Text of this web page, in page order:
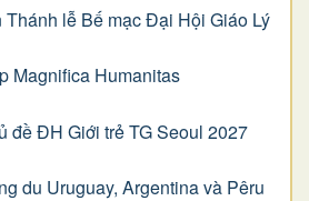
Thánh lễ Bế mạc Đại Hội Giáo Lý
Magnifica Humanitas
đề ĐH Giới trẻ TG Seoul 2027
du Uruguay, Argentina và Pêru